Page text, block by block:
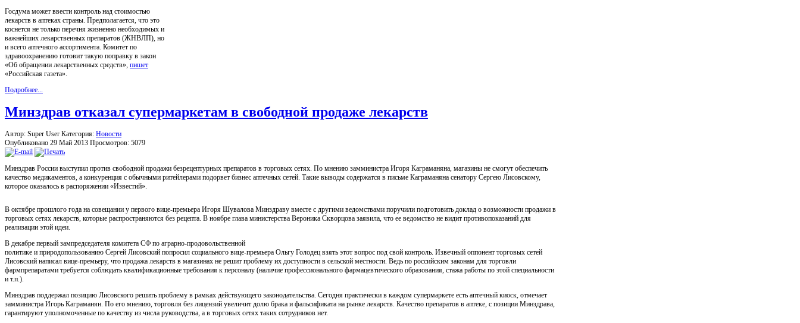
Госдума может ввести контроль над стоимостью
лекарств в аптеках страны. Предполагается, что это
коснется не только перечня жизненно необходимых и
важнейших лекарственных препаратов (ЖНВЛП), но
и всего аптечного ассортимента. Комитет по
здравоохранению готовит такую поправку в закон
«Об обращении лекарственных средств», пишет
«Российская газета».
Подробнее...
Минздрав отказал супермаркетам в свободной продаже лекарств
Автор: Super User Категория: Новости
Опубликовано 29 Май 2013 Просмотров: 5079
Минздрав России выступил против свободной продажи безрецептурных препаратов в торговых сетях. По мнению замминистра Игоря Каграманяна, магазины не смогут обеспечить
качество медикаментов, а конкуренция с обычными ритейлерами подорвет бизнес аптечных сетей. Такие выводы содержатся в письме Каграманяна сенатору Сергею Лисовскому,
которое оказалось в распоряжении «Известий».
В октябре прошлого года на совещании у первого вице-премьера Игоря Шувалова Минздраву вместе с другими ведомствами поручили подготовить доклад о возможности продажи в
торговых сетях лекарств, которые распространяются без рецепта. В ноябре глава министерства Вероника Скворцова заявила, что ее ведомство не видит противопоказаний для
реализации этой идеи.
В декабре первый зампредседателя комитета СФ по аграрно-продовольственной
политике и природопользованию Сергей Лисовский попросил социального вице-премьера Ольгу Голодец взять этот вопрос под свой контроль. Извечный оппонент торговых сетей
Лисовский написал вице-премьеру, что продажа лекарств в магазинах не решит проблему их доступности в сельской местности. Ведь по российским законам для торговли
фармпрепаратами требуется соблюдать квалификационные требования к персоналу (наличие профессионального фармацевтического образования, стажа работы по этой специальности
и т.п.).
Минздрав поддержал позицию Лисовского решить проблему в рамках действующего законодательства. Сегодня практически в каждом супермаркете есть аптечный киоск, отмечает
замминистра Игорь Каграманян. По его мнению, торговля без лицензий увеличит долю брака и фальсификата на рынке лекарств. Качество препаратов в аптеке, с позиции Минздрава,
гарантируют уполномоченные по качеству из числа руководства, а в торговых сетях таких сотрудников нет.